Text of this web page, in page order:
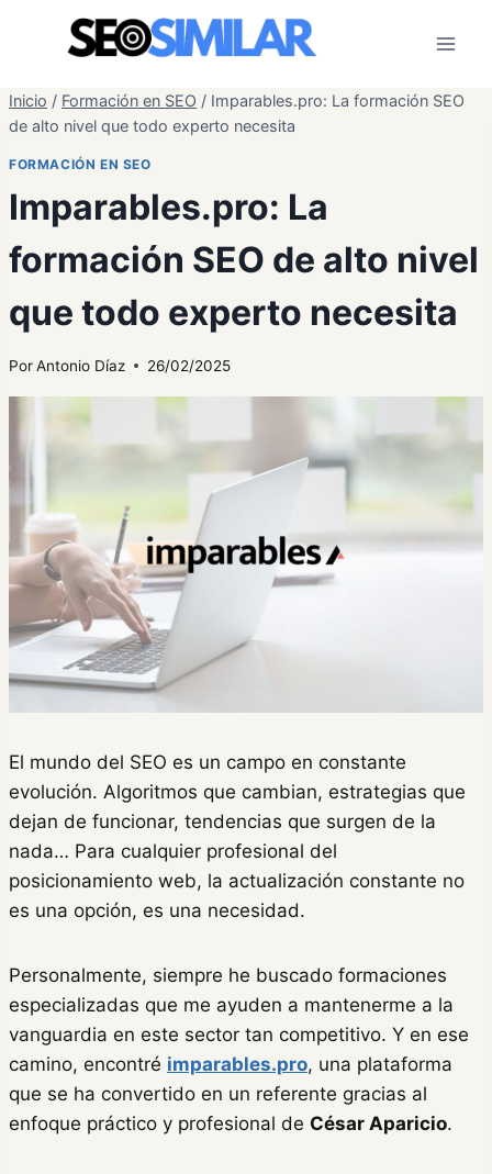
Inicio / Formación en SEO / Imparables.pro: La formación SEO
de alto nivel que todo experto necesita
FORMACIÓN EN SEO
Imparables.pro: La
formación SEO de alto nivel
que todo experto necesita
PorAntonio Díaz 26/02/2025
El mundo del SEO es un campo en constante
evolución. Algoritmos que cambian, estrategias que
dejan de funcionar, tendencias que surgen de la
nada… Para cualquier profesional del
posicionamiento web, la actualización constante no
es una opción, es una necesidad.
Personalmente, siempre he buscado formaciones
especializadas que me ayuden a mantenerme a la
vanguardia en este sector tan competitivo. Y en ese
camino, encontré imparables.pro, una plataforma
que se ha convertido en un referente gracias al
enfoque práctico y profesional de César Aparicio.